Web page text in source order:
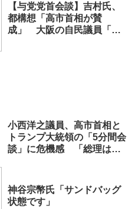
【与党党首会談】吉村氏、
都構想「高市首相が賛
成」 大阪の自民議員「勝
小西洋之議員、高市首相と
トランプ大統領の「5分間会
談」に危機感 「総理は眼
神谷宗幣氏「サンドバッグ
状態です」